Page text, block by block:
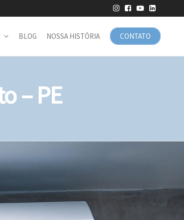
CONTATO
BLOG NOSSA HISTÓRIA
– PE